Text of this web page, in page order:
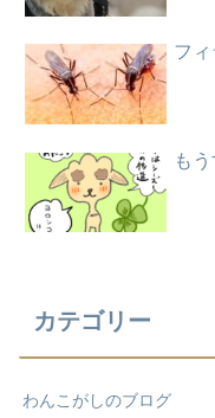
フ
も
カテゴリー
わんこがしのブログ